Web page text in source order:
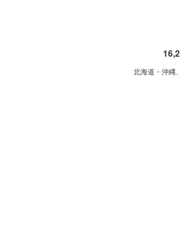
北海道・沖縄